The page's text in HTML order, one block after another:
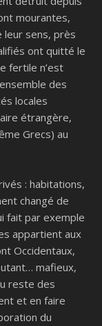
mourantes,
leur sens, près
ont quitté le
fertile n’est
des
locales
étrangère,
Grecs) au
: habitations,
changé de
fait par exemple
appartient aux
Occidentaux,
mafieux,
reste des
et en faire
du